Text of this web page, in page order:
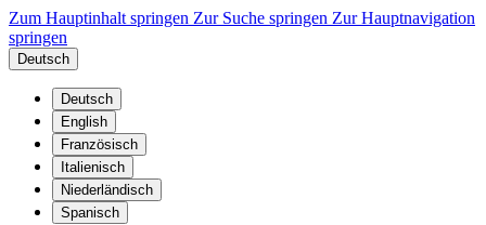
Zum Hauptinhalt springen Zur Suche springen Zur Hauptnavigation
springen
Deutsch
Deutsch
English
Französisch
Italienisch
Niederländisch
Spanisch